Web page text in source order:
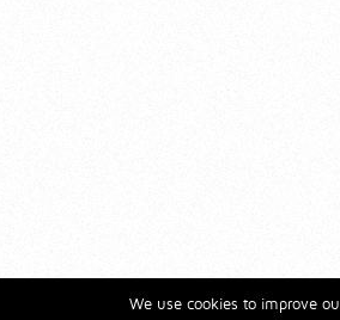
We use cookies to improve